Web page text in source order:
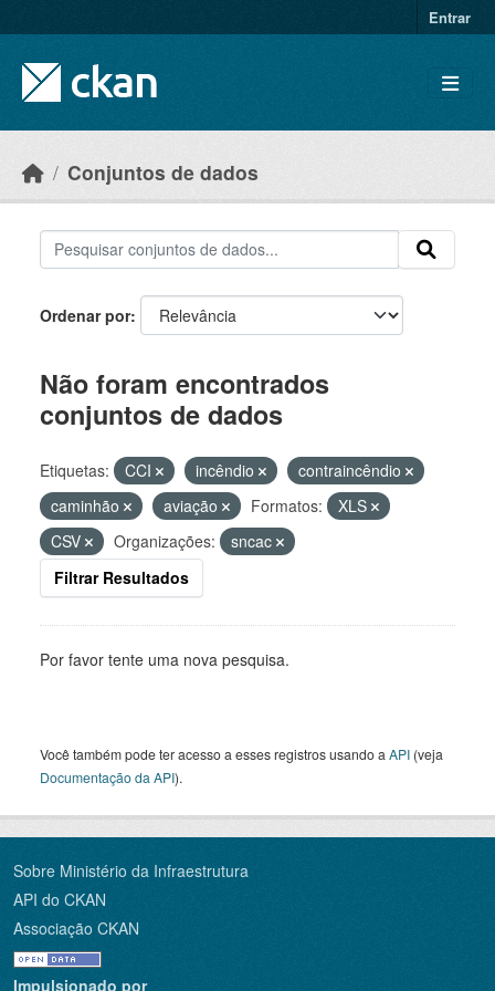
Entrar
Conjuntos de dados
Ordenar por
Não foram encontrados
conjuntos de dados
Etiquetas: CCI incêndio
contraincêndio
caminhão
aviação Formatos:
XLS
CSV
Organizações:
sncac
Filtrar Resultados
Por favor tente uma nova pesquisa.
Você também pode ter acesso a esses registros usando a API (veja
Documentação da API).
Sobre Ministério da Infraestrutura
API do CKAN
Associação CKAN
Impulsionado por